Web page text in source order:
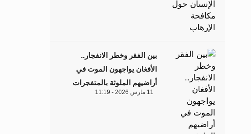
بين الفقر وخطر الانفجار..
الأفغان يواجهون الموت في
أراضيهم الملوثة بالمتفجرات
11 مارس 2026 - 11:19